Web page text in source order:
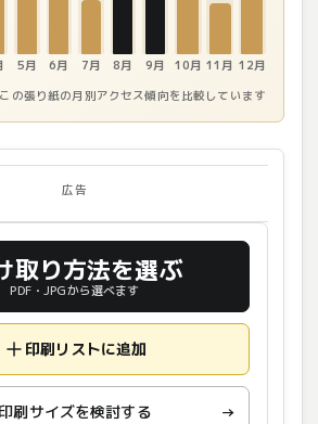
5月 6月 7月 8月 9月 10月 11月 12月
この張り紙の月別アクセス傾向を比較しています
広告
取り方法を選ぶ
PDF・JPGから選べます
印刷リストに追加
印刷サイズを検討する →